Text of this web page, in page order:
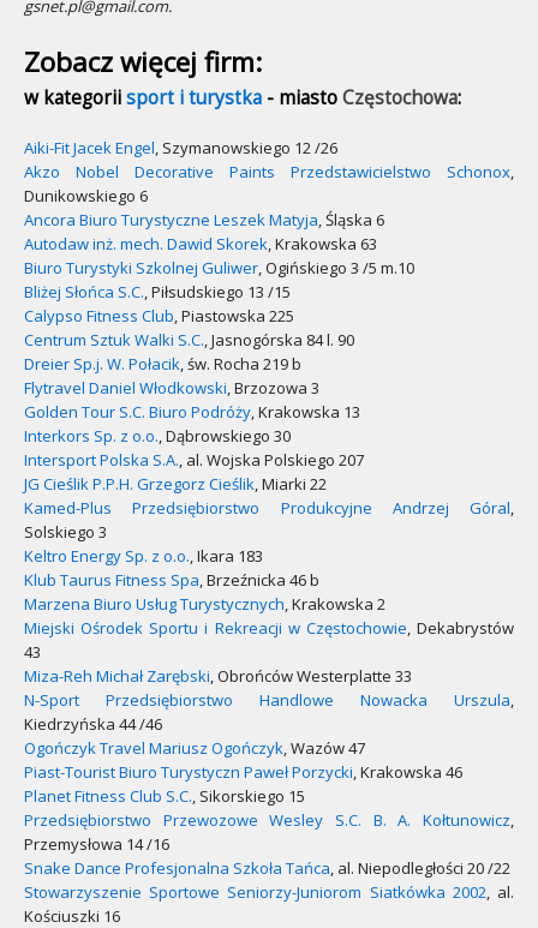
gsnet.pl@gmail.com.
Zobacz więcej firm:
w kategoriisport i turystka - miastoCzęstochowa:
Aiki-Fit Jacek Engel, Szymanowskiego 12 /26
Akzo Nobel Decorative Paints Przedstawicielstwo Schonox,
Dunikowskiego 6
Ancora Biuro Turystyczne Leszek Matyja, Śląska 6
Autodaw inż. mech. Dawid Skorek, Krakowska 63
Biuro Turystyki Szkolnej Guliwer, Ogińskiego 3 /5 m.10
Bliżej Słońca S.C., Piłsudskiego 13 /15
Calypso Fitness Club, Piastowska 225
Centrum Sztuk Walki S.C., Jasnogórska 84 l. 90
Dreier Sp.j. W. Połacik, św. Rocha 219 b
Flytravel Daniel Włodkowski, Brzozowa 3
Golden Tour S.C. Biuro Podróży, Krakowska 13
Interkors Sp. z o.o., Dąbrowskiego 30
Intersport Polska S.A., al. Wojska Polskiego 207
JG Cieślik P.P.H. Grzegorz Cieślik, Miarki 22
Kamed-Plus Przedsiębiorstwo Produkcyjne Andrzej Góral,
Solskiego 3
Keltro Energy Sp. z o.o., Ikara 183
Klub Taurus Fitness Spa, Brzeźnicka 46 b
Marzena Biuro Usług Turystycznych, Krakowska 2
Miejski Ośrodek Sportu i Rekreacji w Częstochowie, Dekabrystów
43
Miza-Reh Michał Zarębski, Obrońców Westerplatte 33
N-Sport Przedsiębiorstwo Handlowe Nowacka Urszula,
Kiedrzyńska 44 /46
Ogończyk Travel Mariusz Ogończyk, Wazów 47
Piast-Tourist Biuro Turystyczn Paweł Porzycki, Krakowska 46
Planet Fitness Club S.C., Sikorskiego 15
Przedsiębiorstwo Przewozowe Wesley S.C. B. A. Kołtunowicz,
Przemysłowa 14 /16
Snake Dance Profesjonalna Szkoła Tańca, al. Niepodległości 20 /22
Stowarzyszenie Sportowe Seniorzy-Juniorom Siatkówka 2002, al.
Kościuszki 16